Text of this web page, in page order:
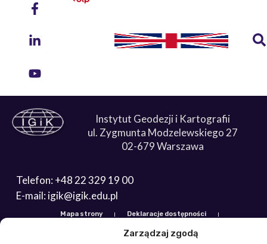
Zarządzaj zgodą
Instytut Geodezji i Kartografii
ul. Zygmunta Modzelewskiego 27
02-679 Warszawa
Telefon: +48 22 329 19 00
E-mail: igik@igik.edu.pl
Mapa strony
Deklaracje dostępności
Polityka plików cookies